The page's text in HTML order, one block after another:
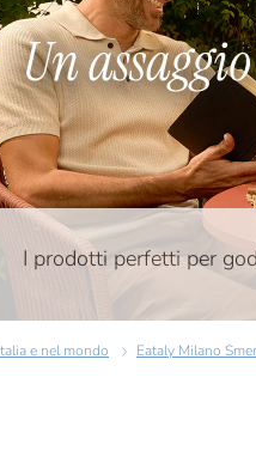
I prodotti perfetti per
e nel mondo Eataly Milano